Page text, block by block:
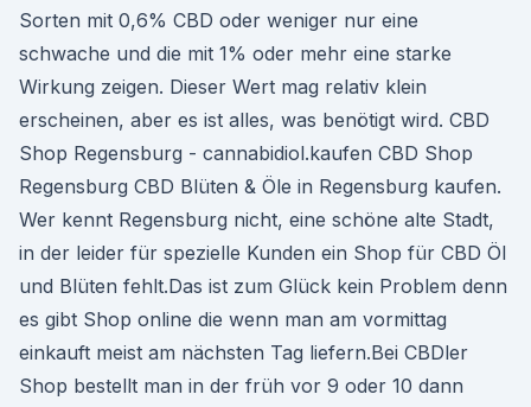
Sorten mit 0,6% CBD oder weniger nur eine
schwache und die mit 1% oder mehr eine starke
Wirkung zeigen. Dieser Wert mag relativ klein
erscheinen, aber es ist alles, was benötigt wird. CBD
Shop Regensburg - cannabidiol.kaufen CBD Shop
Regensburg CBD Blüten & Öle in Regensburg kaufen.
Wer kennt Regensburg nicht, eine schöne alte Stadt,
in der leider für spezielle Kunden ein Shop für CBD Öl
und Blüten fehlt.Das ist zum Glück kein Problem denn
es gibt Shop online die wenn man am vormittag
einkauft meist am nächsten Tag liefern.Bei CBDler
Shop bestellt man in der früh vor 9 oder 10 dann